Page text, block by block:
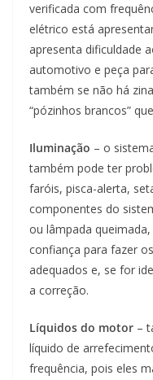
verificada com
elétrico está
apresenta dificuldade
automotivo e peça
também se não há
“pózinhos brancos”
Iluminação – o
também pode ter
faróis, pisca-alerta,
componentes do
ou lâmpada
confiança para fazer
adequados e, se for
a correção.
Líquidos do motor –
líquido de
frequência, pois eles